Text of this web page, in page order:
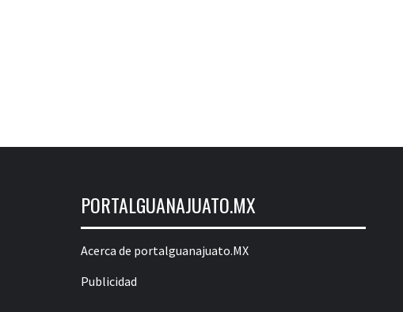
PORTALGUANAJUATO.MX
Acerca de portalguanajuato.MX
Publicidad